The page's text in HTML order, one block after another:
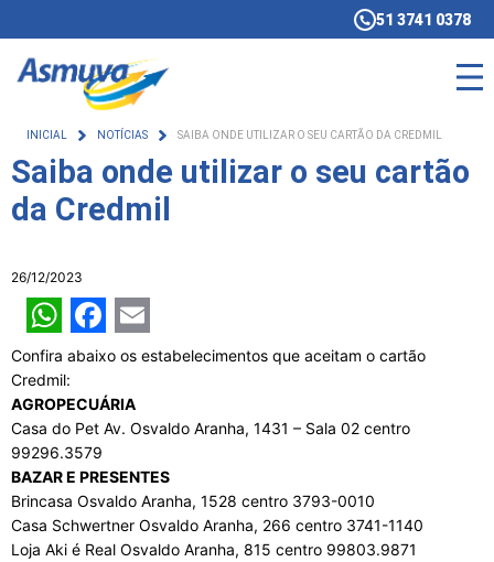
51 3741 0378
INICIAL NOTÍCIAS SAIBA ONDE UTILIZAR O SEU CARTÃO DA CREDMIL
Saiba onde utilizar o seu cartão
da Credmil
26/12/2023
WhatsApp
Facebook
Email
Confira abaixo os estabelecimentos que aceitam o cartão
Credmil:
AGROPECUÁRIA
Casa do Pet Av. Osvaldo Aranha, 1431 – Sala 02 centro
99296.3579
BAZAR E PRESENTES
Brincasa Osvaldo Aranha, 1528 centro 3793-0010
Casa Schwertner Osvaldo Aranha, 266 centro 3741-1140
Loja Aki é Real Osvaldo Aranha, 815 centro 99803.9871